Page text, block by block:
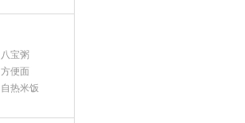
八宝粥
方便面
自热米饭